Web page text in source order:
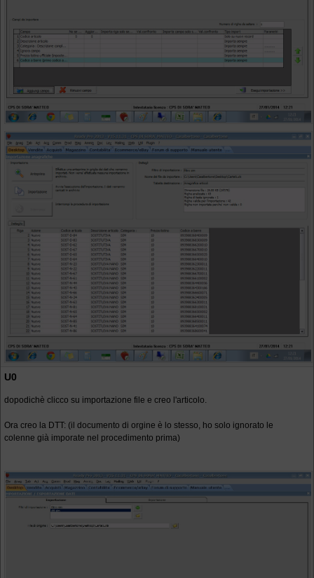
U0
dopodichè clicco su importazione file e creo l'articolo.
Ora creo la DTT: (il documento di orgine è lo stesso, ho solo ignorato le
colenne già imporate nel procedimento prima)